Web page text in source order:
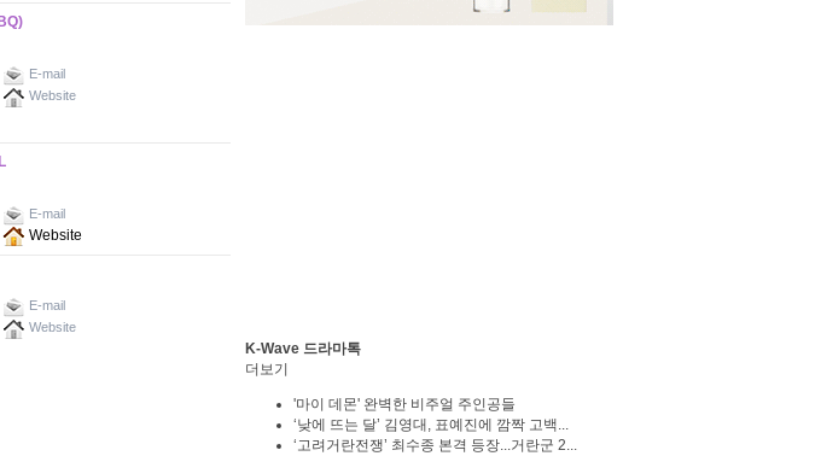
E-mail
Website
E-mail
Website
E-mail
Website
K-Wave 드라마톡
더보기
'마이 데몬' 완벽한 비주얼 주인공들
‘낮에 뜨는 달’ 김영대, 표예진에 깜짝 고백...
‘고려거란전쟁’ 최수종 본격 등장...거란군 2...